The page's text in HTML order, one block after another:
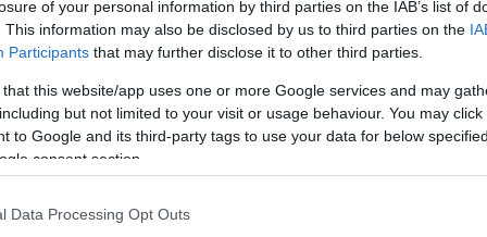
of your personal information by third parties on the IAB’s list of
This information may also be disclosed by us to third parties on the
Participants that may further disclose it to other third parties.
that this website/app uses one or more Google services and may
but not limited to your visit or usage behaviour. You may
to Google and its third-party tags to use your data for below
consent section.
Data Processing Opt Outs
«Awards Circuit», η Τζένιφερ Λόπεζ αναφέρθηκε
οθόνη, τα στερεότυπα που αντιμετωπίζει ακόμα
για το ότι η τέχνη πρέπει μόνο να ενώνει. «Άκουσα
είναι αργή - και είναι, αλλά εφόσον κινούμαστε προς
έχει σημασία. Όταν ξεκίνησα,
Έκανα οντισιόν για στερεοτυπικούς ρόλους.